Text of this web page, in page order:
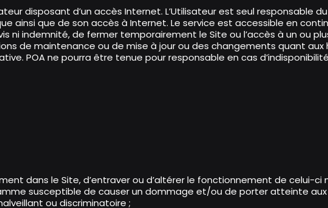
disposant d’un accès Internet. L’Utilisateur est seul responsable
ainsi que de son accès à Internet. Le service est accessible en
ni indemnité, de fermer temporairement le Site ou l’accès à un ou
de maintenance ou de mise à jour ou des changements quant aux
POA ne pourra être tenue pour responsable en cas
dans le Site, d’entraver ou d’altérer le fonctionnement de celui-
susceptible de causer un dommage et/ou de porter atteinte aux
ou discriminatoire ;